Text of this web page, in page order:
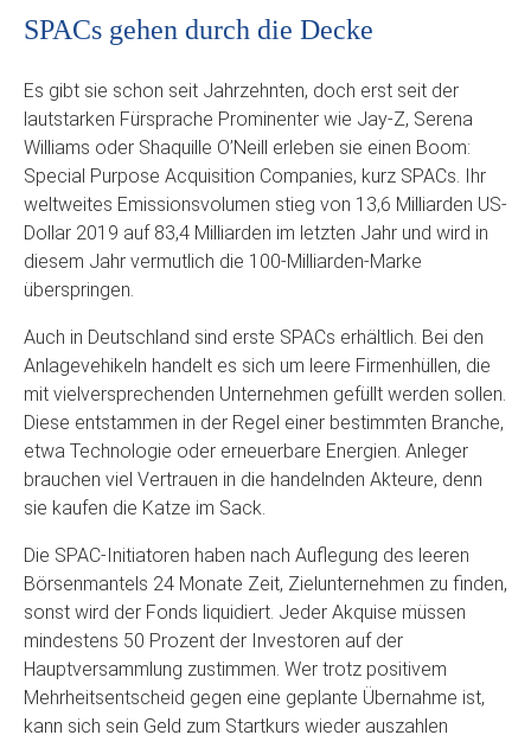
SPACs gehen durch die Decke
Es gibt sie schon seit Jahrzehnten, doch erst seit der
lautstarken Fürsprache Prominenter wie Jay-Z, Serena
Williams oder Shaquille O’Neill erleben sie einen Boom:
Special Purpose Acquisition Companies, kurz SPACs. Ihr
weltweites Emissionsvolumen stieg von 13,6 Milliarden US-
Dollar 2019 auf 83,4 Milliarden im letzten Jahr und wird in
diesem Jahr vermutlich die 100-Milliarden-Marke
überspringen.
Auch in Deutschland sind erste SPACs erhältlich. Bei den
Anlagevehikeln handelt es sich um leere Firmenhüllen, die
mit vielversprechenden Unternehmen gefüllt werden sollen.
Diese entstammen in der Regel einer bestimmten Branche,
etwa Technologie oder erneuerbare Energien. Anleger
brauchen viel Vertrauen in die handelnden Akteure, denn
sie kaufen die Katze im Sack.
Die SPAC-Initiatoren haben nach Auflegung des leeren
Börsenmantels 24 Monate Zeit, Zielunternehmen zu finden,
sonst wird der Fonds liquidiert. Jeder Akquise müssen
mindestens 50 Prozent der Investoren auf der
Hauptversammlung zustimmen. Wer trotz positivem
Mehrheitsentscheid gegen eine geplante Übernahme ist,
kann sich sein Geld zum Startkurs wieder auszahlen